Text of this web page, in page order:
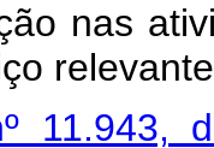
nas
11.943,